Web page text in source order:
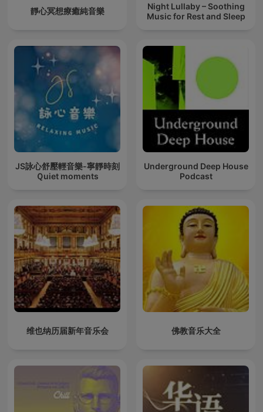
靜心冥想療癒純音樂
Night Lullaby – Soothing
Music for Rest and Sleep
JS詠心舒壓輕音樂-寧靜時刻
Ｑuiet moments
Underground Deep House
Podcast
维也纳历届新年音乐会 佛教音乐大全